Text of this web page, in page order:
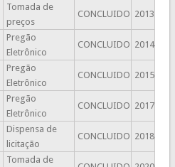
Tomada de
preços
CONCLUIDO 2013
Pregão
Eletrônico
CONCLUIDO 2014
Pregão
Eletrônico
CONCLUIDO 2015
Pregão
Eletrônico
CONCLUIDO 2017
Dispensa de
licitação
CONCLUIDO 2018
Tomada de